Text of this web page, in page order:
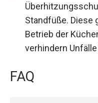
Standfüße. Diese
Betrieb der
verhindern
FAQ